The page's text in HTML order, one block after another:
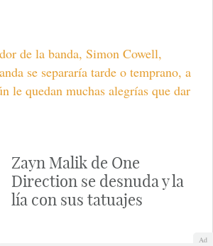
de la banda, Simon Cowell,
se separaría tarde o temprano, a
le quedan muchas alegrías que dar
Zayn Malik de One
Direction se desnuda y la
lía con sus tatuajes
Ad